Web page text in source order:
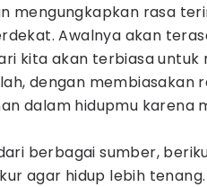
mengungkapkan rasa
Awalnya akan
kita akan terbiasa untuk
dengan membiasakan
dalam hidupmu karena
berbagai sumber,
agar hidup lebih tenang.